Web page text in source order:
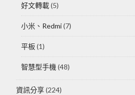
好文轉載(5)
小米、Redmi(7)
平板(1)
智慧型手機 (48)
資訊分享(224)